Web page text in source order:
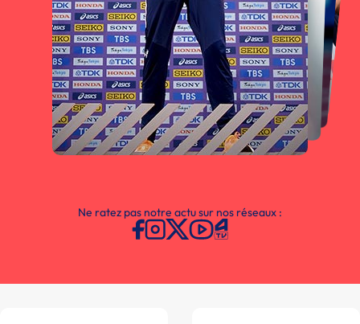
Ne ratez pas notre actu sur nos réseaux :